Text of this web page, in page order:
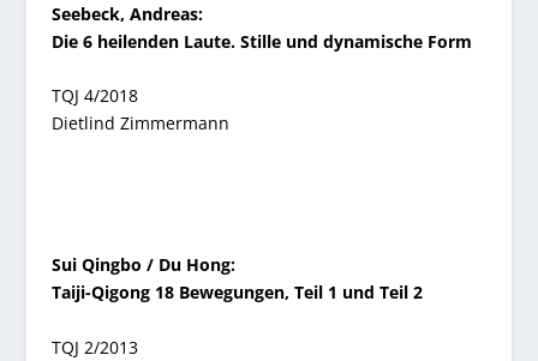
Seebeck, Andreas:
Die 6 heilenden Laute. Stille und dynamische Form
TQJ 4/2018
Dietlind Zimmermann
Sui Qingbo / Du Hong:
Taiji-Qigong 18 Bewegungen, Teil 1 und Teil 2
TQJ 2/2013